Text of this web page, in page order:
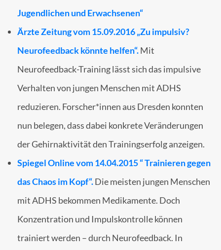
Jugendlichen und Erwachsenen“
Ärzte Zeitung vom 15.09.2016 „Zu impulsiv?
Neurofeedback könnte helfen“.Mit
Neurofeedback-Training lässt sich das impulsive
Verhalten von jungen Menschen mit ADHS
reduzieren. Forscher*innen aus Dresden konnten
nun belegen, dass dabei konkrete Veränderungen
der Gehirnaktivität den Trainingserfolg anzeigen.
Spiegel Online vom 14.04.2015 “ Trainieren gegen
das Chaos im Kopf“.Die meisten jungen Menschen
mit ADHS bekommen Medikamente. Doch
Konzentration und Impulskontrolle können
trainiert werden – durch Neurofeedback. In